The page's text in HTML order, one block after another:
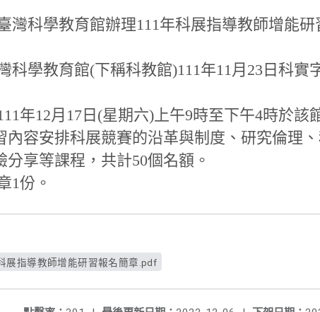
灣科學教育館辦理111年科展指導教師增能研
科學教育館(下稱科教館)111年11月23日科實
年12月17日(星期六)上午9時至下午4時於該
內容安排科展競賽的沿革與制度、研究倫理
享等課程，共計50個名額。
1份。
展指導教師增能研習報名簡章.pdf